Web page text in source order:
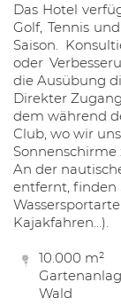
Das Hotel
Golf, Tennis
Saison.
oder
die Ausübung
Direkter
dem während
Club, wo wir
An der
entfernt, finden
Kajakfahren...).
10.000 m²
Wald